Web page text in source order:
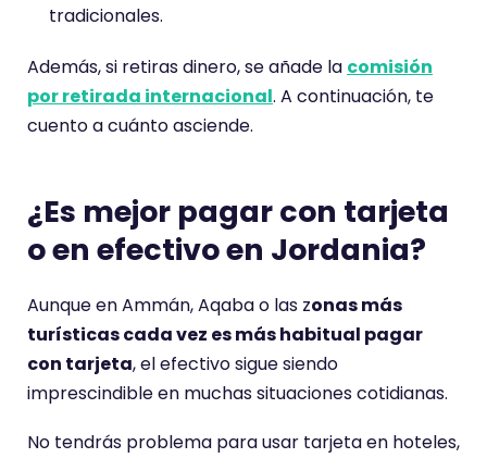
tradicionales.
Además, si retiras dinero, se añade la comisión
por retirada internacional. A continuación, te
cuento a cuánto asciende.
¿Es mejor pagar con tarjeta
o en efectivo en Jordania?
Aunque en Ammán, Aqaba o las zonas más
turísticas cada vez es más habitual pagar
con tarjeta, el efectivo sigue siendo
imprescindible en muchas situaciones cotidianas.
No tendrás problema para usar tarjeta en hoteles,